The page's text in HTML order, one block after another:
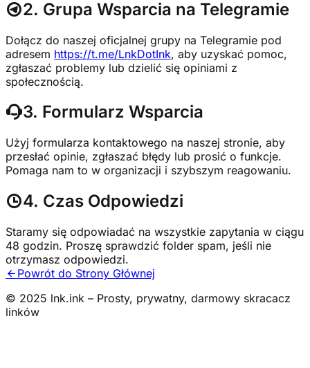
2. Grupa Wsparcia na Telegramie
Dołącz do naszej oficjalnej grupy na Telegramie pod
adresem https://t.me/LnkDotInk, aby uzyskać pomoc,
zgłaszać problemy lub dzielić się opiniami z
społecznością.
3. Formularz Wsparcia
Użyj formularza kontaktowego na naszej stronie, aby
przesłać opinie, zgłaszać błędy lub prosić o funkcje.
Pomaga nam to w organizacji i szybszym reagowaniu.
4. Czas Odpowiedzi
Staramy się odpowiadać na wszystkie zapytania w ciągu
48 godzin. Proszę sprawdzić folder spam, jeśli nie
otrzymasz odpowiedzi.
Powrót do Strony Głównej
© 2025 lnk.ink – Prosty, prywatny, darmowy skracacz
linków